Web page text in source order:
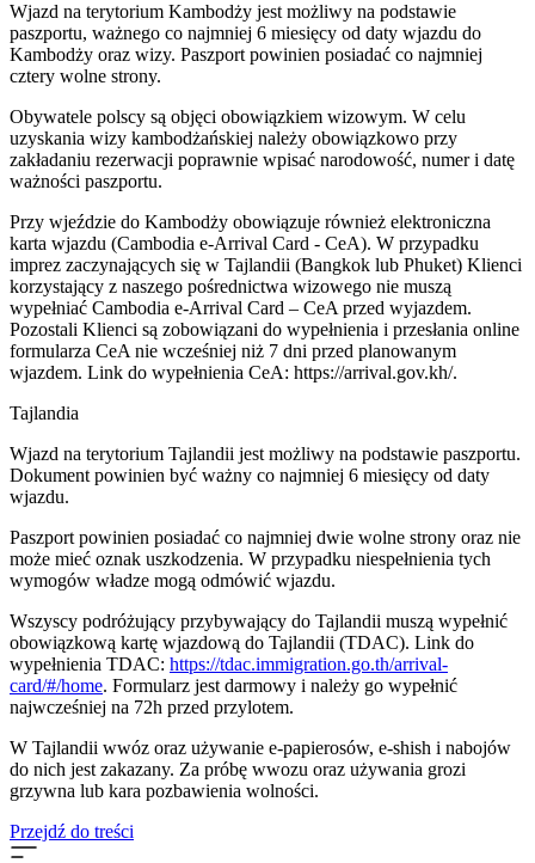
Wjazd na terytorium Kambodży jest możliwy na podstawie
paszportu, ważnego co najmniej 6 miesięcy od daty wjazdu do
Kambodży oraz wizy. Paszport powinien posiadać co najmniej
cztery wolne strony.
Obywatele polscy są objęci obowiązkiem wizowym. W celu
uzyskania wizy kambodżańskiej należy obowiązkowo przy
zakładaniu rezerwacji poprawnie wpisać narodowość, numer i datę
ważności paszportu.
Przy wjeździe do Kambodży obowiązuje również elektroniczna
karta wjazdu (Cambodia e-Arrival Card - CeA). W przypadku
imprez zaczynających się w Tajlandii (Bangkok lub Phuket) Klienci
korzystający z naszego pośrednictwa wizowego nie muszą
wypełniać Cambodia e-Arrival Card – CeA przed wyjazdem.
Pozostali Klienci są zobowiązani do wypełnienia i przesłania online
formularza CeA nie wcześniej niż 7 dni przed planowanym
wjazdem. Link do wypełnienia CeA: https://arrival.gov.kh/.
Tajlandia
Wjazd na terytorium Tajlandii jest możliwy na podstawie paszportu.
Dokument powinien być ważny co najmniej 6 miesięcy od daty
wjazdu.
Paszport powinien posiadać co najmniej dwie wolne strony oraz nie
może mieć oznak uszkodzenia. W przypadku niespełnienia tych
wymogów władze mogą odmówić wjazdu.
Wszyscy podróżujący przybywający do Tajlandii muszą wypełnić
obowiązkową kartę wjazdową do Tajlandii (TDAC). Link do
wypełnienia TDAC: https://tdac.immigration.go.th/arrival-
card/#/home. Formularz jest darmowy i należy go wypełnić
najwcześniej na 72h przed przylotem.
W Tajlandii wwóz oraz używanie e-papierosów, e-shish i nabojów
do nich jest zakazany. Za próbę wwozu oraz używania grozi
grzywna lub kara pozbawienia wolności.
Przejdź do treści